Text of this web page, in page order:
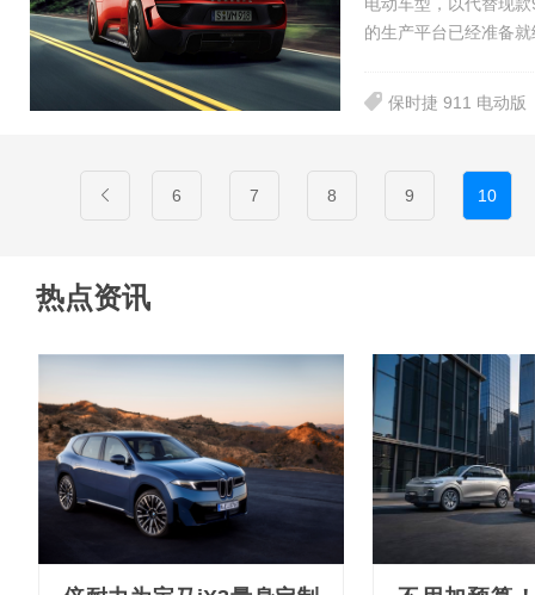
的生产平台已经准备
保时捷 911 电动版
6 7 8 9 10
热点资讯